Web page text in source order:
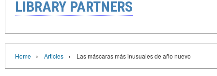
LIBRARY PARTNERS
Home › Articles › Las máscaras más inusuales de año nuevo